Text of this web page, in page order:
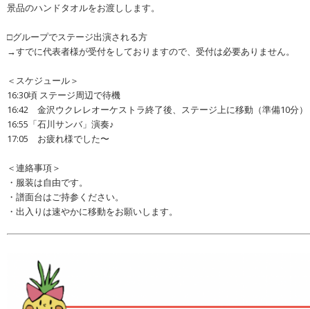
景品のハンドタオルをお渡しします。
□グループでステージ出演される方
→すでに代表者様が受付をしておりますので、受付は必要ありません。
＜スケジュール＞
16:30頃 ステージ周辺で待機
16:42 金沢ウクレレオーケストラ終了後、ステージ上に移動（準備10分）
16:55「石川サンバ」演奏♪
17:05 お疲れ様でした〜
＜連絡事項＞
・服装は自由です。
・譜面台はご持参ください。
・出入りは速やかに移動をお願いします。